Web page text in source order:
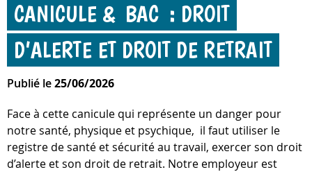
CANICULE & BAC : DROIT
D’ALERTE ET DROIT DE RETRAIT
Publié le25/06/2026
Face à cette canicule qui représente un danger pour
notre santé, physique et psychique, il faut utiliser le
registre de santé et sécurité au travail, exercer son droit
d’alerte et son droit de retrait. Notre employeur est